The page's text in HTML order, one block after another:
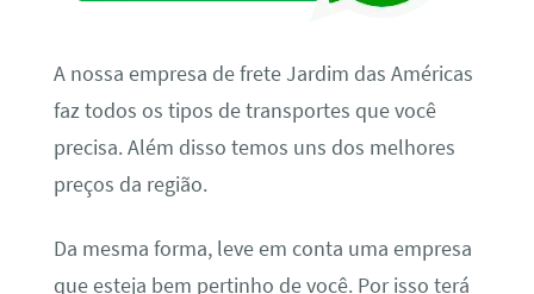
A nossa empresa de frete Jardim das Américas
faz todos os tipos de transportes que você
precisa. Além disso temos uns dos melhores
preços da região.
Da mesma forma, leve em conta uma empresa
que esteja bem pertinho de você. Por isso terá